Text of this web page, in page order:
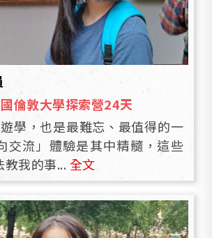
倫敦大學探索營24天
學，也是最難忘、最值得的一
交流」體驗是其中精髓，這些
教我的事...全文